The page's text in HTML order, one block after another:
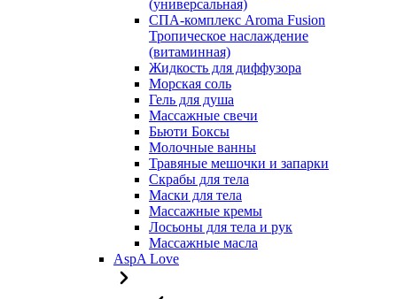
(универсальная)
СПА-комплекс Aroma Fusion
Тропическое наслаждение
(витаминная)
Жидкость для диффузора
Морская соль
Гель для душа
Массажные свечи
Бьюти Боксы
Молочные ванны
Травяные мешочки и запарки
Скрабы для тела
Маски для тела
Массажные кремы
Лосьоны для тела и рук
Массажные масла
AspA Love